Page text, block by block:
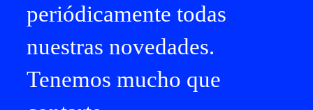
periódicamente todas
nuestras novedades.
Tenemos mucho que